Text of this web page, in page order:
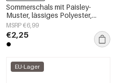
Sommerschals mit Paisley-
Muster, lässiges Polyester,
Alltagsaccessoires
MSRP €6,99
€2,25
EU-Lager